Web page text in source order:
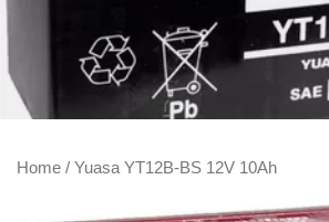
Home / Yuasa YT12B-BS 12V 10Ah